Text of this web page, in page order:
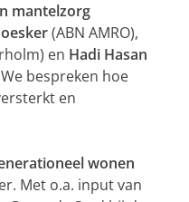
mantelzorg
(ABN AMRO),
en Hadi Hasan
bespreken hoe
en
wonen
Met o.a. input van